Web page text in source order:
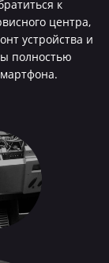
к
центра,
устройства и
полностью